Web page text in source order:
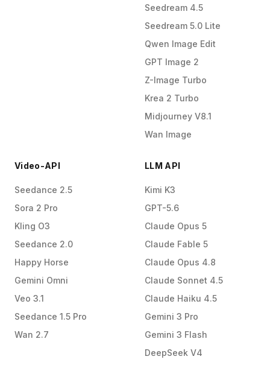
Seedream 4.5
Seedream 5.0 Lite
Qwen Image Edit
GPT Image 2
Z-Image Turbo
Krea 2 Turbo
Midjourney V8.1
Wan Image
Video-API
Seedance 2.5
Sora 2 Pro
Kling O3
Seedance 2.0
Happy Horse
Gemini Omni
Veo 3.1
Seedance 1.5 Pro
Wan 2.7
LLM API
Kimi K3
GPT-5.6
Claude Opus 5
Claude Fable 5
Claude Opus 4.8
Claude Sonnet 4.5
Claude Haiku 4.5
Gemini 3 Pro
Gemini 3 Flash
DeepSeek V4